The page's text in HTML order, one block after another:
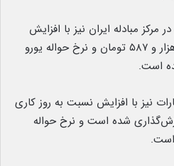
مبادله ایران نیز با افزایش
نسبت به روز کاری قبل به ۸۳ هزار و ۵۸۷ تومان و نرخ حواله یورو
نیز با افزایش نسبت به روز کاری
و ۴۶۴ تومان ارزش‌گذاری شده است و نرخ حواله